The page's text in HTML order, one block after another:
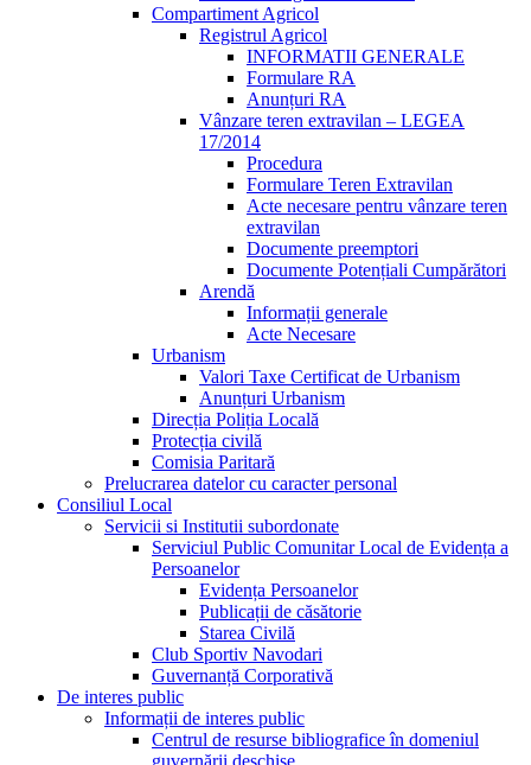
Compartiment Agricol
Registrul Agricol
INFORMATII GENERALE
Formulare RA
Anunțuri RA
Vânzare teren extravilan – LEGEA
17/2014
Procedura
Formulare Teren Extravilan
Acte necesare pentru vânzare teren
extravilan
Documente preemptori
Documente Potențiali Cumpărători
Arendă
Informații generale
Acte Necesare
Urbanism
Valori Taxe Certificat de Urbanism
Anunțuri Urbanism
Direcția Poliția Locală
Protecția civilă
Comisia Paritară
Prelucrarea datelor cu caracter personal
Consiliul Local
Servicii si Institutii subordonate
Serviciul Public Comunitar Local de Evidența a
Persoanelor
Evidența Persoanelor
Publicații de căsătorie
Starea Civilă
Club Sportiv Navodari
Guvernanță Corporativă
De interes public
Informații de interes public
Centrul de resurse bibliografice în domeniul
guvernării deschise